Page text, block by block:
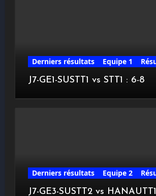
Derniers résultats Equipe 1
J7-GE1-SUSTT1 vs STT1 : 6-8
Derniers résultats Equipe 2
J7-GE3-SUSTT2 vs